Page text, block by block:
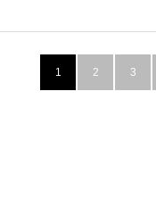
1 2 3